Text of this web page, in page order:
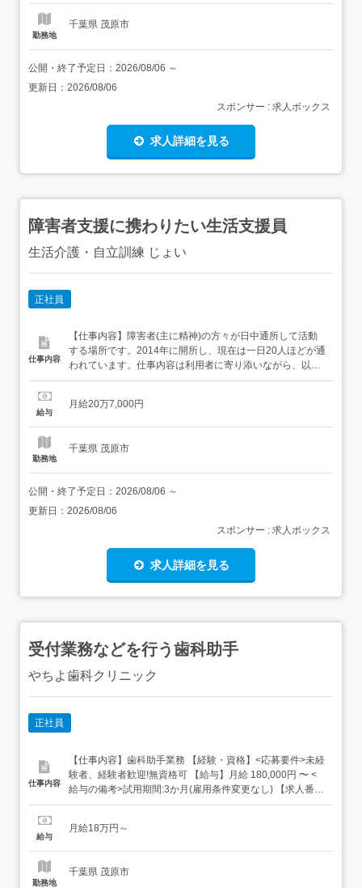
勤務地
千葉県 茂原市
公開・終了予定日： 2026/08/06 ～
更新日： 2026/08/06
スポンサー : 求人ボックス
求人詳細を見る
障害者支援に携わりたい生活支援員
生活介護・自立訓練 じょい
正社員
仕事内容
【仕事内容】障害者(主に精神)の方々が日中通所して活動
する場所です。2014年に開所し、現在は一日20人ほどが通
われています。仕事内容は利用者に寄り添いながら、以下
のような支援を行っていただきます。・日常のプログラム
や季節に合わせた行事(夏祭り、クリスマス会等)の支援・
給与
月給20万7,000円
勤務地
千葉県 茂原市
公開・終了予定日： 2026/08/06 ～
更新日： 2026/08/06
スポンサー : 求人ボックス
求人詳細を見る
受付業務などを行う歯科助手
やちよ歯科クリニック
正社員
仕事内容
【仕事内容】歯科助手業務 【経験・資格】<応募要件>未経
験者、経験者歓迎!無資格可 【給与】月給 180,000円 〜 <
給与の備考>試用期間:3か月(雇用条件変更なし) 【求人番
号】402947 【勤務地】千葉県茂原市八千代3-7-12 【市区
茂原駅から徒歩で8分 【雇用形態】正職員 【勤務時間】平
給与
月給18万円～
勤務地
千葉県 茂原市